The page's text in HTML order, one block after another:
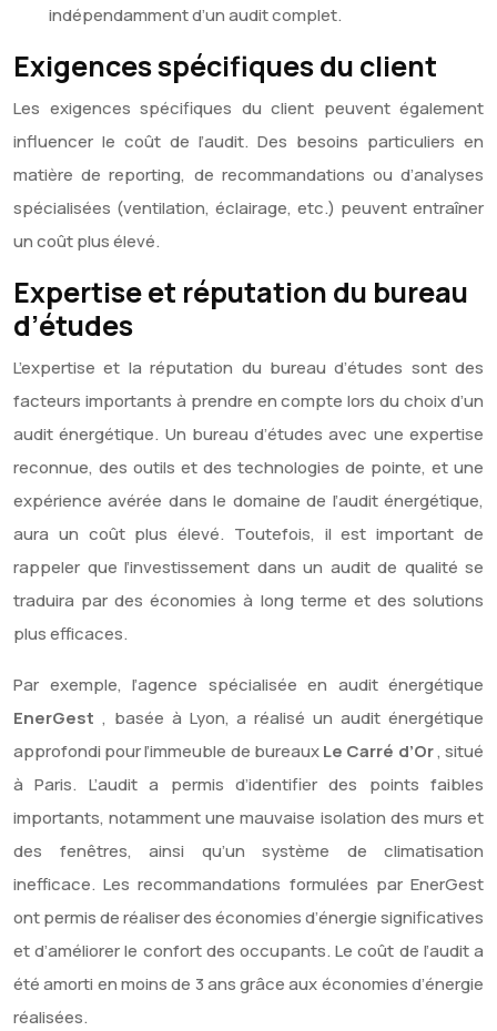
indépendamment d’un audit complet.
Exigences spécifiques du client
Les exigences spécifiques du client peuvent également
influencer le coût de l’audit. Des besoins particuliers en
matière de reporting, de recommandations ou d’analyses
spécialisées (ventilation, éclairage, etc.) peuvent entraîner
un coût plus élevé.
Expertise et réputation du bureau
d’études
L’expertise et la réputation du bureau d’études sont des
facteurs importants à prendre en compte lors du choix d’un
audit énergétique. Un bureau d’études avec une expertise
reconnue, des outils et des technologies de pointe, et une
expérience avérée dans le domaine de l’audit énergétique,
aura un coût plus élevé. Toutefois, il est important de
rappeler que l’investissement dans un audit de qualité se
traduira par des économies à long terme et des solutions
plus efficaces.
Par exemple, l’agence spécialisée en audit énergétique
EnerGest , basée à Lyon, a réalisé un audit énergétique
approfondi pour l’immeuble de bureauxLe Carré d’Or, situé
à Paris. L’audit a permis d’identifier des points faibles
importants, notamment une mauvaise isolation des murs et
des fenêtres, ainsi qu’un système de climatisation
inefficace. Les recommandations formulées par EnerGest
ont permis de réaliser des économies d’énergie significatives
et d’améliorer le confort des occupants. Le coût de l’audit a
été amorti en moins de 3 ans grâce aux économies d’énergie
réalisées.